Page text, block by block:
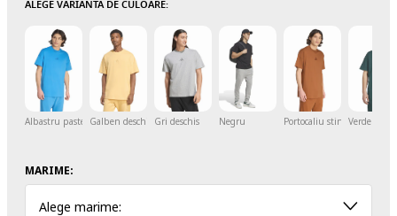
ALEGE VARIANTA DE CULOARE:
Albastru pastel/Albastru prafuit
Galben deschis Gri deschis Negru Portocaliu stins Verde
MARIME:
Alege marime: